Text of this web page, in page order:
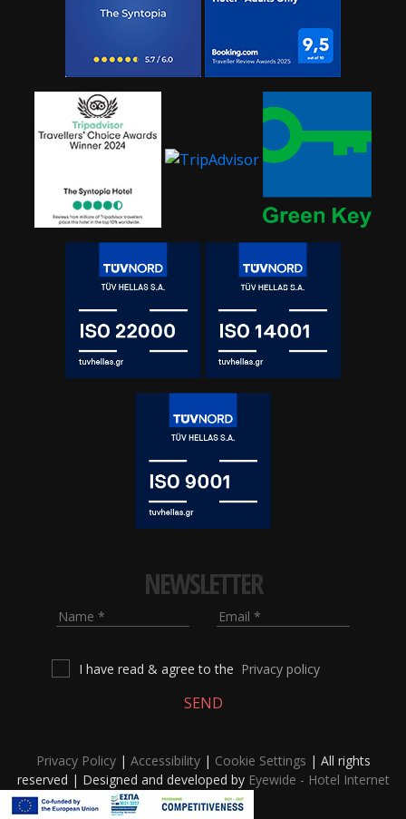
NEWSLETTER
Name Email
I have read & agree to the Privacy policy
SEND
Privacy Policy| Accessibility| Cookie Settings | All rights
reserved | Designed and developed by Eyewide - Hotel Internet
Marketing